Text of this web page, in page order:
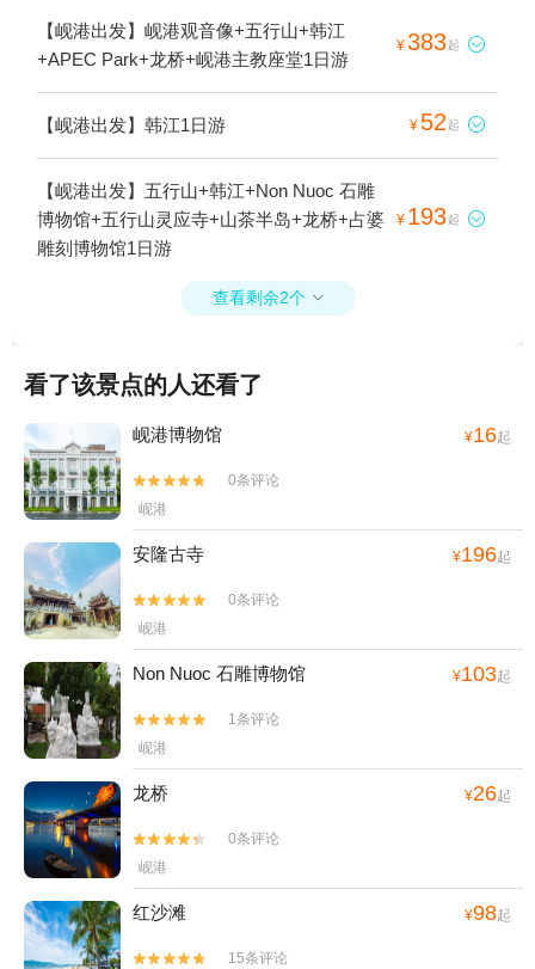
【岘港出发】岘港观音像+五行山+韩江
+APEC Park+龙桥+岘港主教座堂1日游
¥383起 
【岘港出发】韩江1日游 ¥ 52 起 
【岘港出发】五行山+韩江+Non Nuoc 石雕
博物馆+五行山灵应寺+山茶半岛+龙桥+占婆
雕刻博物馆1日游
¥ 193起 
查看剩余2个 
看了该景点的人还看了
岘港博物馆 ¥16起


0条评论
岘港
安隆古寺 ¥196起


0条评论
岘港
Non Nuoc 石雕博物馆 ¥103起


1条评论
岘港
龙桥 ¥26起


0条评论
岘港
红沙滩 ¥98起

 15条评论